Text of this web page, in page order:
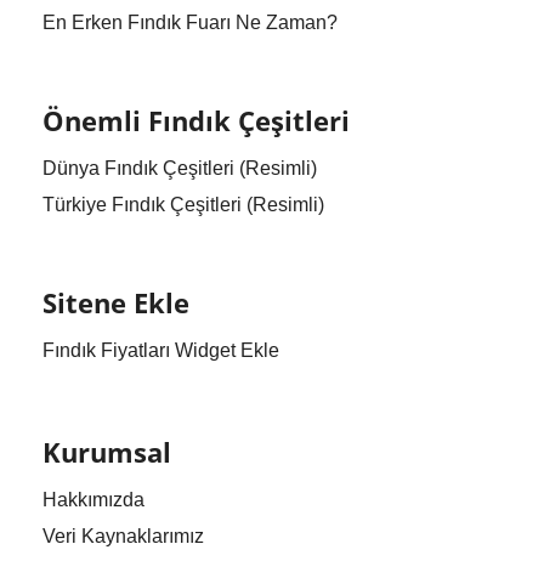
En Erken Fındık Fuarı Ne Zaman?
Önemli Fındık Çeşitleri
Dünya Fındık Çeşitleri (Resimli)
Türkiye Fındık Çeşitleri (Resimli)
Sitene Ekle
Fındık Fiyatları Widget Ekle
Kurumsal
Hakkımızda
Veri Kaynaklarımız